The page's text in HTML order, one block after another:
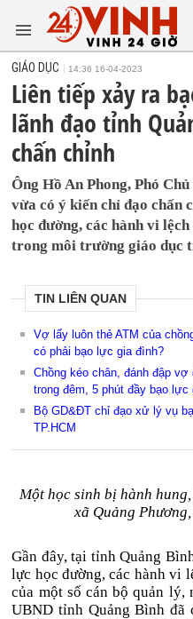
GIÁO DỤC 14:36 16-04-2023
Liên tiếp xảy ra
lãnh đạo tỉnh
chấn chỉnh
Ông Hồ An Phong, Phó
vừa có ý kiến chỉ đạo chấn
học đường, các hành vi
trong môi trường giáo dục
TIN LIÊN QUAN
Vợ lấy luôn thẻ ATM của
có phải bạo lực gia đình?
Chồng kéo chân, đánh đập
trong đêm, 5 phút đầy bạo lực
Bộ GD&ĐT chỉ đạo xử lý vụ
TP.HCM
Một học sinh bị hành
xã Quảng
Gần đây, tại tỉnh Quảng
lực học đường, các hành vi
của một số cán bộ quản lý,
UBND tỉnh Quảng Bình